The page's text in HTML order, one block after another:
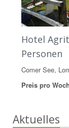
Hotel
Personen
Comer See,
Preis pro
Aktuelles